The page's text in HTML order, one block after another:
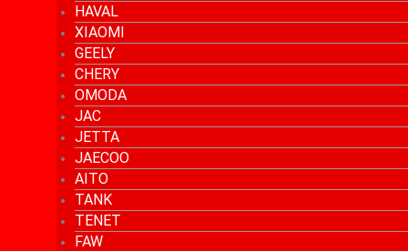
HAVAL
XIAOMI
GEELY
CHERY
OMODA
JAC
JETTA
JAECOO
AITO
TANK
TENET
FAW